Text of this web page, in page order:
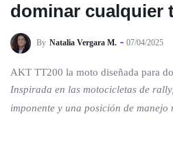
dominar cualquier
By Natalia Vergara M. 07/04/2025
AKT TT200 la moto diseñada para
Inspirada en las motocicletas de
imponente y una posición de manejo